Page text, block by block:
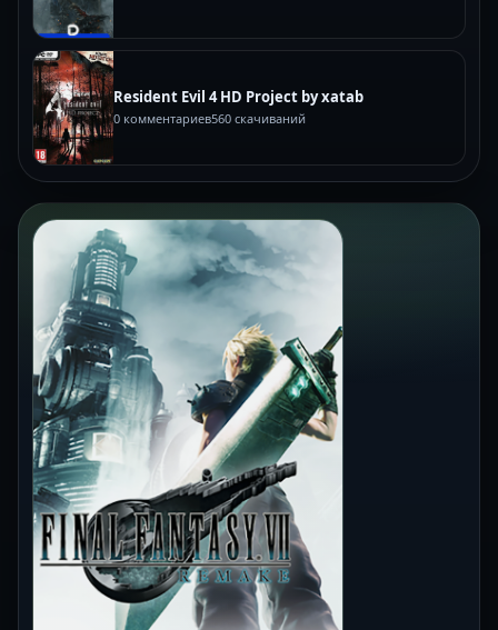
Resident Evil 4 HD Project by xatab
0 комментариев560 скачиваний